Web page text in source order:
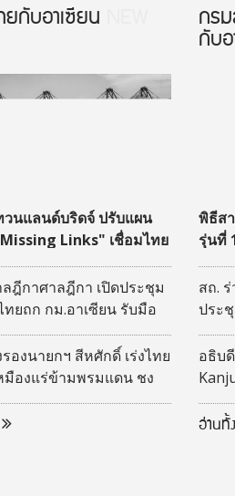
ยกับอาเซียน
นแลนด์บริดจ์ ปรับแผน
Links" เชื่อมไทย
ส์อาเซียน
ฎีกาศาลฎีกา เปิดประชุม
ทยถก กม.อาเซียน รับมือ
องนายกฯ สีหศักดิ์ เร่งไทย
มืองแร่ข้ามพรมแดน ชง
รรับมือ
กร
กับ
พิธีส
รุ่นที่
สถ.
ประ
เปลี่
ญี่ปุ่น
อธิบ
สหรั
ประ
อ่าน